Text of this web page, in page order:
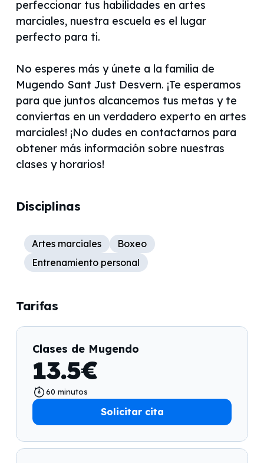
perfeccionar tus habilidades en artes
marciales, nuestra escuela es el lugar
perfecto para ti.
No esperes más y únete a la familia de
Mugendo Sant Just Desvern. ¡Te esperamos
para que juntos alcancemos tus metas y te
conviertas en un verdadero experto en artes
marciales! ¡No dudes en contactarnos para
obtener más información sobre nuestras
Disciplinas
Artes marciales
Boxeo
Entrenamiento personal
Tarifas
Clases de Mugendo
13.5€
60 minutos
Solicitar cita